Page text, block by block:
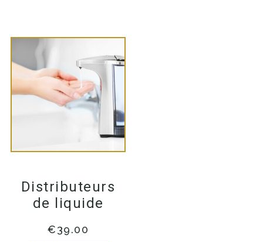
Distributeurs
de liquide
€39.00